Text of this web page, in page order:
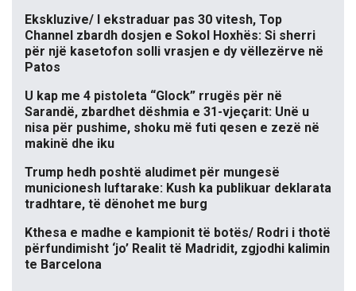
Ekskluzive/ I ekstraduar pas 30 vitesh, Top
Channel zbardh dosjen e Sokol Hoxhës: Si sherri
për një kasetofon solli vrasjen e dy vëllezërve në
Patos
U kap me 4 pistoleta “Glock” rrugës për në
Sarandë, zbardhet dëshmia e 31-vjeçarit: Unë u
nisa për pushime, shoku më futi qesen e zezë në
makinë dhe iku
Trump hedh poshtë aludimet për mungesë
municionesh luftarake: Kush ka publikuar deklarata
tradhtare, të dënohet me burg
Kthesa e madhe e kampionit të botës/ Rodri i thotë
përfundimisht ‘jo’ Realit të Madridit, zgjodhi kalimin
te Barcelona